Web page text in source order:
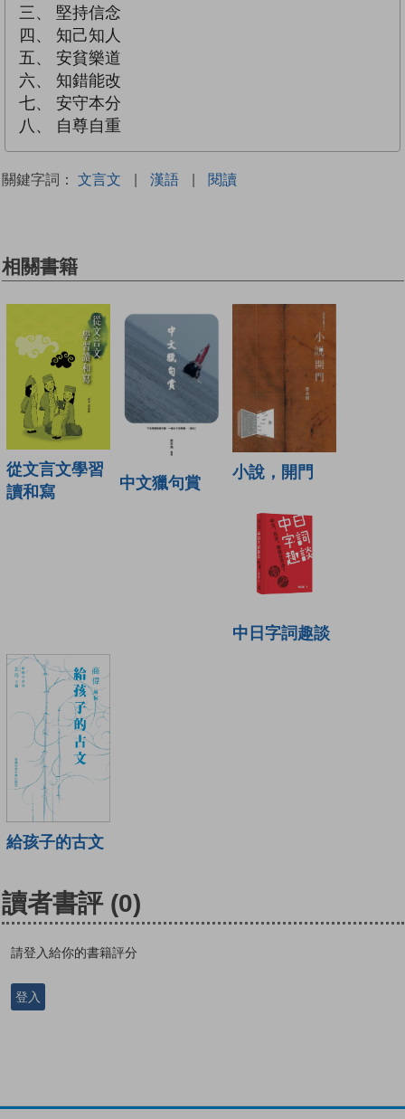
三、 堅持信念
四、 知己知人
五、 安貧樂道
六、 知錯能改
七、 安守本分
八、 自尊自重
關鍵字詞： 文言文 | 漢語 | 閱讀
相關書籍
從文言文學習
讀和寫
中文獵句賞
小說，開門
中日字詞趣談
給孩子的古文
讀者書評 (0)
請登入給你的書籍評分
登入